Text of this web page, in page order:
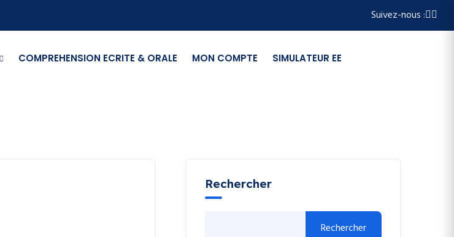
Suivez-nous :
COMPREHENSION ECRITE & ORALE MON COMPTE SIMULATEUR EE
Rechercher
Rechercher